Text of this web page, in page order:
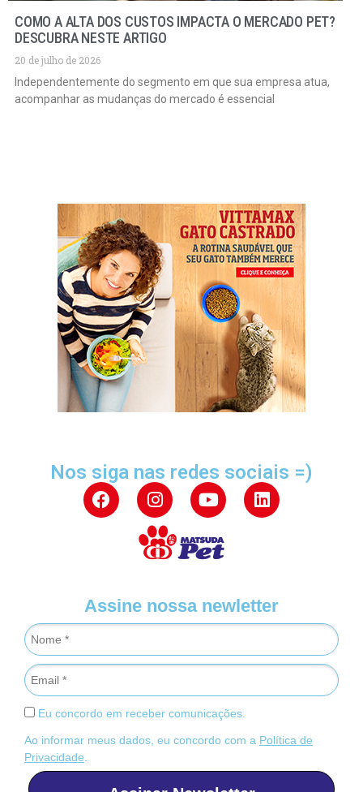
COMO A ALTA DOS CUSTOS IMPACTA O MERCADO PET?
DESCUBRA NESTE ARTIGO
20 de julho de 2026
Independentemente do segmento em que sua empresa atua,
acompanhar as mudanças do mercado é essencial
Nos siga nas redes sociais =)
Assine nossa newletter
Eu concordo em receber comunicações.
Ao informar meus dados, eu concordo com a Política de
Privacidade.